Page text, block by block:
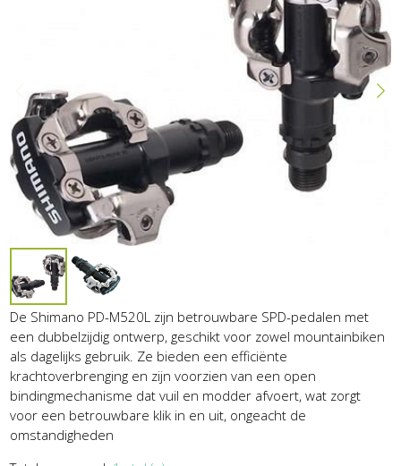
De Shimano PD-M520L zijn betrouwbare SPD-pedalen met
een dubbelzijdig ontwerp, geschikt voor zowel mountainbiken
als dagelijks gebruik. Ze bieden een efficiënte
krachtoverbrenging en zijn voorzien van een open
bindingmechanisme dat vuil en modder afvoert, wat zorgt
voor een betrouwbare klik in en uit, ongeacht de
omstandigheden